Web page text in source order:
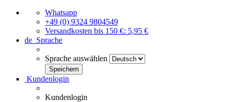
Whatsapp
+49 (0) 9324 9804549
Versandkosten bis 150 €: 5,95 €
de Sprache
Sprache auswählen
Kundenlogin
Kundenlogin